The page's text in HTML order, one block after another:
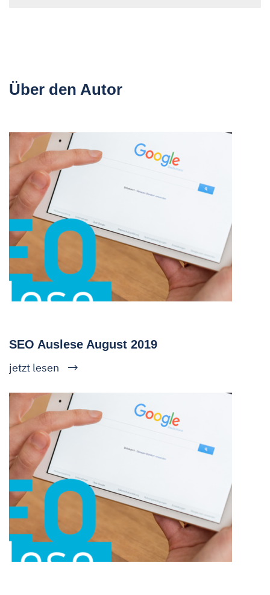
Über den Autor
SEO Auslese August 2019
jetzt lesen